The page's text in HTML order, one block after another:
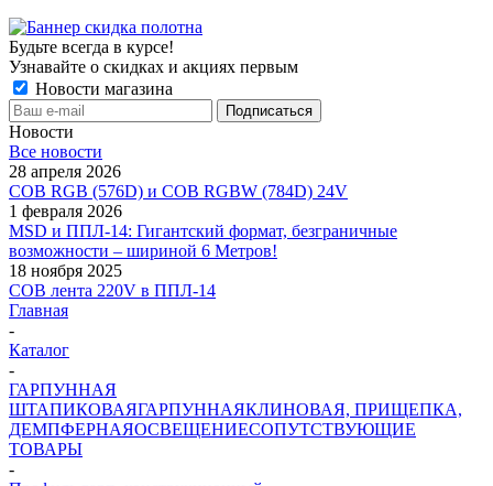
Будьте всегда в курсе!
Узнавайте о скидках и акциях первым
Новости магазина
Новости
Все новости
28 апреля 2026
COB RGB (576D) и COB RGBW (784D) 24V
1 февраля 2026
MSD и ППЛ-14: Гигантский формат, безграничные
возможности – шириной 6 Метров!
18 ноября 2025
COB лента 220V в ППЛ-14
Главная
-
Каталог
-
ГАРПУННАЯ
ШТАПИКОВАЯГАРПУННАЯКЛИНОВАЯ, ПРИЩЕПКА,
ДЕМПФЕРНАЯОСВЕЩЕНИЕСОПУТСТВУЮЩИЕ
ТОВАРЫ
-